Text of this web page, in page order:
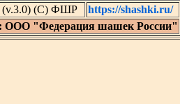
(v.3.0) (C) ФШР
https://shashki.ru/
ООО "Федерация шашек России"